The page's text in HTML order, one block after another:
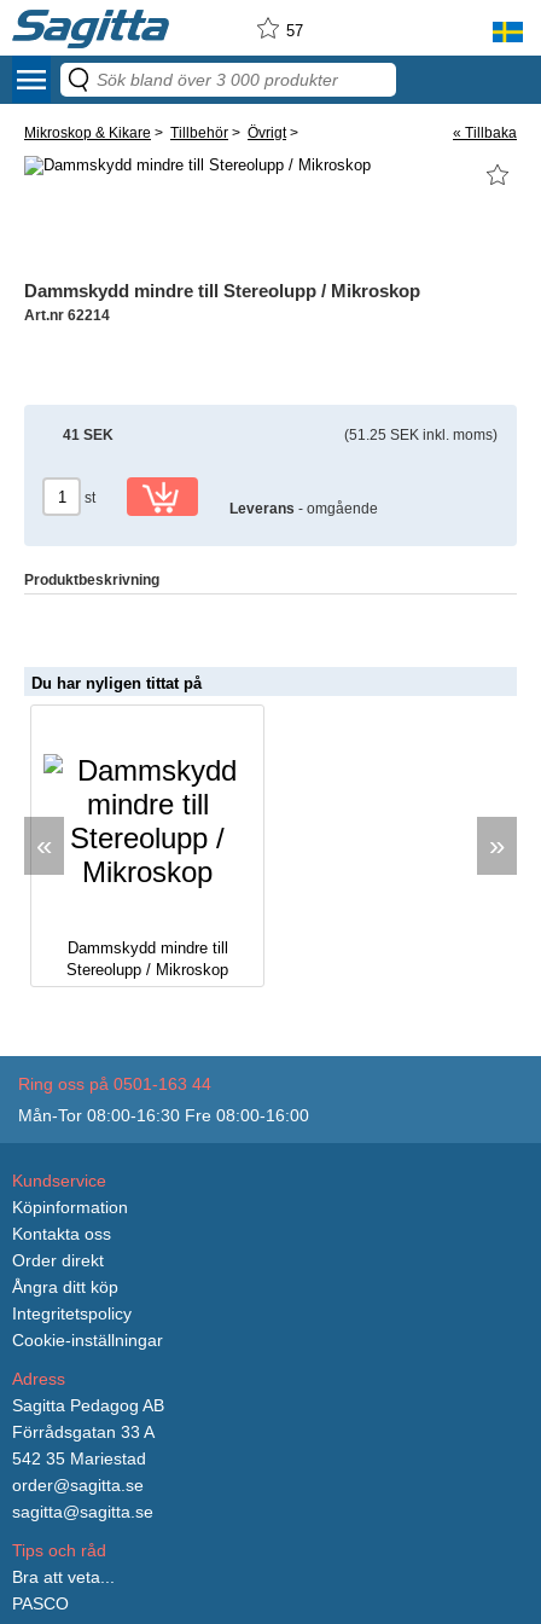
57
menu
Mikroskop & Kikare > Tillbehör > Övrigt> « Tillbaka
Dammskydd mindre till Stereolupp / Mikroskop
Art.nr 62214
41 SEK (51.25 SEK inkl. moms)
st
Leverans - omgående
Produktbeskrivning
Du har nyligen tittat på
«
Dammskydd mindre till
Stereolupp / Mikroskop
»
Ring oss på 0501-163 44
Mån-Tor 08:00-16:30 Fre 08:00-16:00
Kundservice
Köpinformation
Kontakta oss
Order direkt
Ångra ditt köp
Integritetspolicy
Cookie-inställningar
Adress
Sagitta Pedagog AB
Förrådsgatan 33 A
542 35 Mariestad
order@sagitta.se
sagitta@sagitta.se
Tips och råd
Bra att veta...
PASCO